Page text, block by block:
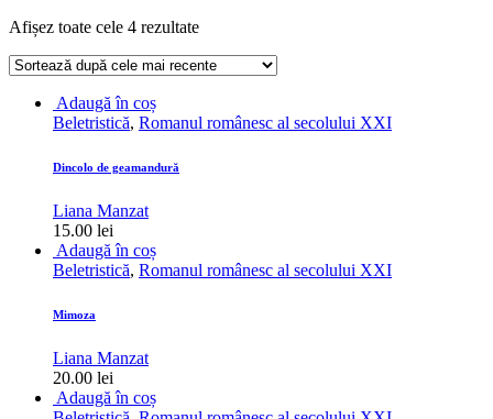
Afișez toate cele 4 rezultateSortat
cele
Adaugă în coș
Beletristică, Romanul românesc al secolului XXI
Dincolo de geamandură
Liana Manzat
15.00 lei
Adaugă în coș
Beletristică, Romanul românesc al secolului XXI
Mimoza
Liana Manzat
20.00 lei
Adaugă în coș